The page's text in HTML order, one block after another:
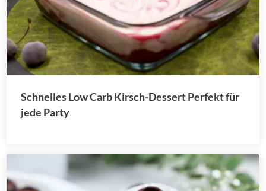
Schnelles Low Carb Kirsch-Dessert Perfekt für
jede Party